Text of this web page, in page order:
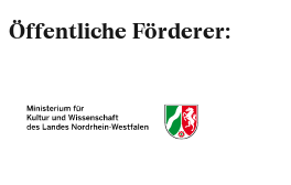
Öffentliche Förderer: